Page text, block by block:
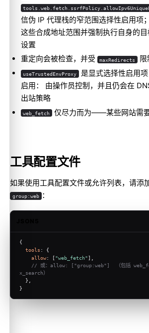
信伪 IP 代理栈的窄范围选择性启用项
这些合成地址范围并强制执行自身的
设置
重定向会被检查，并受
maxRedirects
useTrustedEnvProxy
是显式选择性启用
启用： 由操作员控制，并且仍会在
出站策略
web_fetch 仅尽力而为——某些网站需
工具配置文件
如果使用工具配置文件或允许列表，请添
group:web ：
{
tools : {
allow: ["web_fetch"],
// 或：allow: ["group:web"]  （包括
x_search）
  },
}